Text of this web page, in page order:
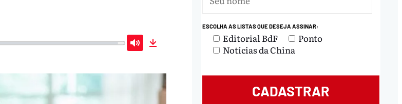
Mute
ESCOLHA AS LISTAS QUE DESEJA ASSINAR:
Editorial BdF
Ponto
Notícias da China